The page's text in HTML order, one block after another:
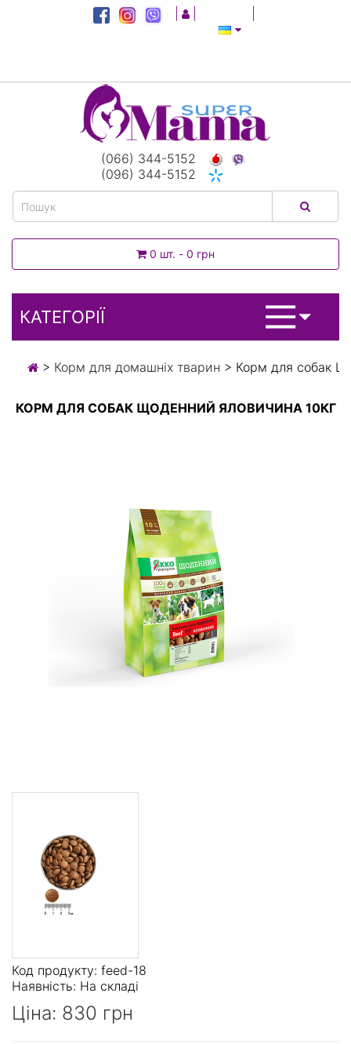
(066) 344-5152
(096) 344-5152
0 шт. - 0 грн
КАТЕГОРІЇ
> Корм для домашніх тварин > Корм для собак
КОРМ ДЛЯ СОБАК ЩОДЕННИЙ ЯЛОВИЧИНА 10КГ
Код продукту: feed-18
Наявність: На складі
Ціна: 830 грн